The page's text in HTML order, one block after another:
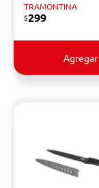
TRAMONTINA
$299
Agregar